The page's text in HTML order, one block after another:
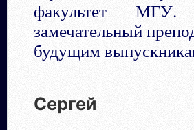
факультет
замечательный
будущим
Сергей